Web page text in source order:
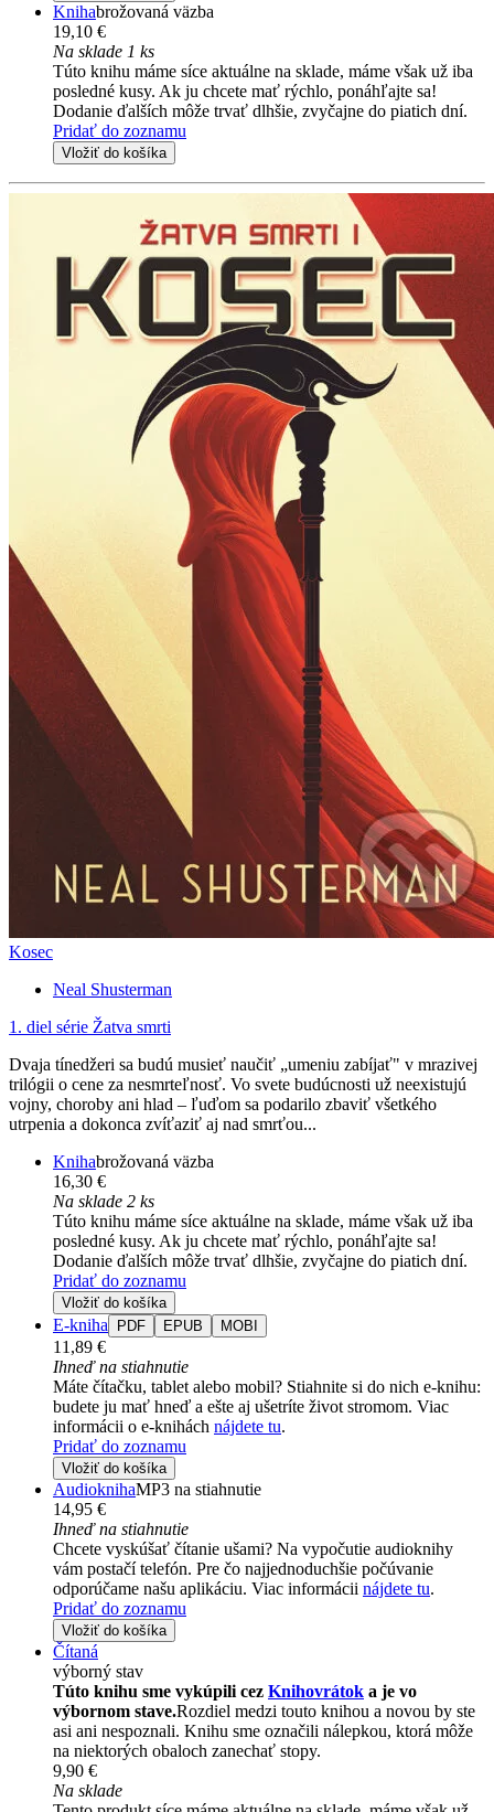
Knihabrožovaná väzba
19,10 €
Na sklade 1 ks
Túto knihu máme síce aktuálne na sklade, máme však už iba
posledné kusy. Ak ju chcete mať rýchlo, ponáhľajte sa!
Dodanie ďalších môže trvať dlhšie, zvyčajne do piatich dní.
Pridať do zoznamu
Vložiť do košíka
Kosec
Neal Shusterman
1. diel série Žatva smrti
Dvaja tínedžeri sa budú musieť naučiť „umeniu zabíjať" v mrazivej
trilógii o cene za nesmrteľnosť. Vo svete budúcnosti už neexistujú
vojny, choroby ani hlad – ľuďom sa podarilo zbaviť všetkého
utrpenia a dokonca zvíťaziť aj nad smrťou...
Knihabrožovaná väzba
16,30 €
Na sklade 2 ks
Túto knihu máme síce aktuálne na sklade, máme však už iba
posledné kusy. Ak ju chcete mať rýchlo, ponáhľajte sa!
Dodanie ďalších môže trvať dlhšie, zvyčajne do piatich dní.
Pridať do zoznamu
Vložiť do košíka
E-kniha PDF EPUB MOBI
11,89 €
Ihneď na stiahnutie
Máte čítačku, tablet alebo mobil? Stiahnite si do nich e-knihu:
budete ju mať hneď a ešte aj ušetríte život stromom. Viac
informácii o e-knihách nájdete tu.
Pridať do zoznamu
Vložiť do košíka
AudioknihaMP3 na stiahnutie
14,95 €
Ihneď na stiahnutie
Chcete vyskúšať čítanie ušami? Na vypočutie audioknihy
vám postačí telefón. Pre čo najjednoduchšie počúvanie
odporúčame našu aplikáciu. Viac informácii nájdete tu.
Pridať do zoznamu
Vložiť do košíka
Čítaná
výborný stav
Túto knihu sme vykúpili cez Knihovrátok a je vo
výbornom stave.Rozdiel medzi touto knihou a novou by ste
asi ani nespoznali. Knihu sme označili nálepkou, ktorá môže
na niektorých obaloch zanechať stopy.
9,90 €
Na sklade